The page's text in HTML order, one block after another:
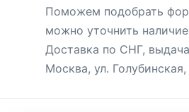
Поможем подобрать
можно уточнить
Доставка по СНГ,
Москва, ул. Голубинская,